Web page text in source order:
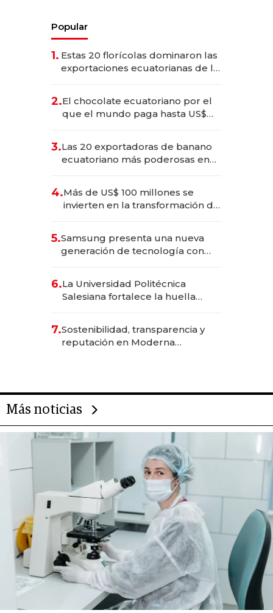
Popular
1. Estas 20 florícolas dominaron las
exportaciones ecuatorianas de la
2.El chocolate ecuatoriano por el
que el mundo paga hasta US$
3.Las 20 exportadoras de banano
ecuatoriano más poderosas en
4.Más de US$ 100 millones se
invierten en la transformación de
5.Samsung presenta una nueva
generación de tecnología con
6.La Universidad Politécnica
Salesiana fortalece la huella
7.Sostenibilidad, transparencia y
reputación en Moderna
Más noticias